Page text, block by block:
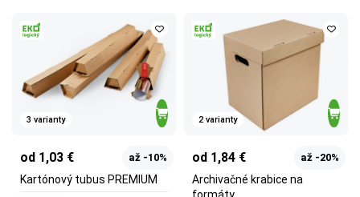
3 varianty
od 1,03 € až -10%
Kartónový tubus PREMIUM
2 varianty
od 1,84 € až -20%
Archivačné krabice na